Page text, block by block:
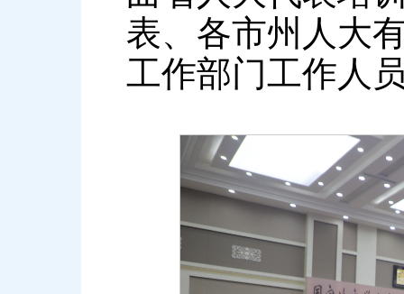
表、各市州人大
工作部门工作人